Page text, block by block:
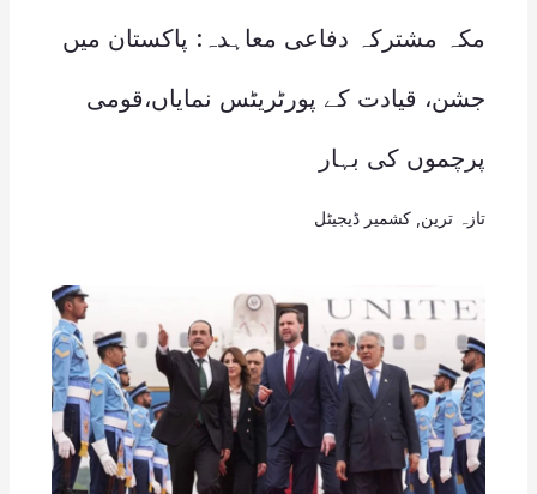
مکہ مشترکہ دفاعی معاہدہ: پاکستان میں
جشن، قیادت کے پورٹریٹس نمایاں،قومی
پرچموں کی بہار
تازہ ترین کشمیر ڈیجیٹل